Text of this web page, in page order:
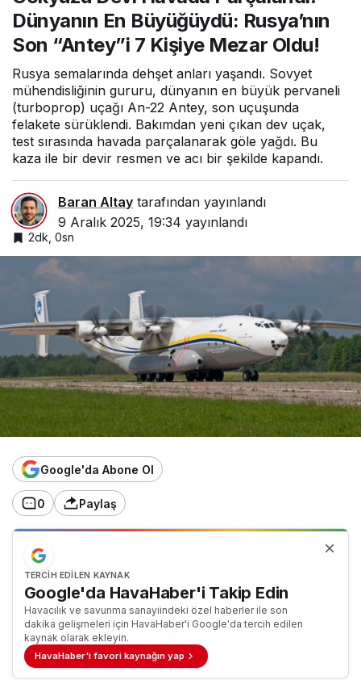
“Antey”i 7 Kişiye Mezar Oldu!
Dünyanın En Büyüğüydü: Rusya’nın
Son “Antey”i 7 Kişiye Mezar Oldu!
Rusya semalarında dehşet anları yaşandı. Sovyet
mühendisliğinin gururu, dünyanın en büyük pervaneli
(turboprop) uçağı An-22 Antey, son uçuşunda
felakete sürüklendi. Bakımdan yeni çıkan dev uçak,
test sırasında havada parçalanarak göle yağdı. Bu
kaza ile bir devir resmen ve acı bir şekilde kapandı.
Baran Altay tarafından yayınlandı
9 Aralık 2025, 19:34 yayınlandı
2dk, 0sn
Google'da Abone Ol
0 Paylaş
TERCIH EDILEN KAYNAK
Google'da HavaHaber'i Takip Edin
Havacılık ve savunma sanayiindeki özel haberler ile son
dakika gelişmeleri için HavaHaber'i Google'da tercih edilen
kaynak olarak ekleyin.
HavaHaber'i favori kaynağın yap